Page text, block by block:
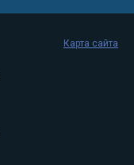
Карта сайта